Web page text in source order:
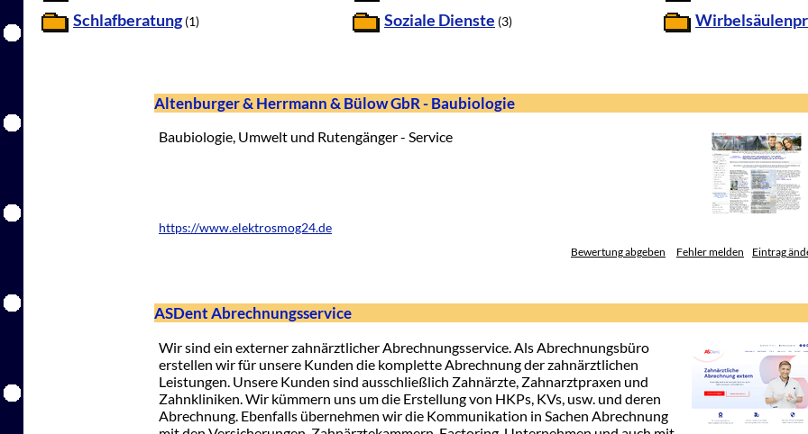
Schlafberatung (1) Soziale Dienste (3)
Altenburger & Herrmann & Bülow GbR - Baubiologie
Baubiologie, Umwelt und Rutengänger - Service
https://www.elektrosmog24.de
Bewertung abgeben Fehler melden Eintrag
ASDent Abrechnungsservice
Wir sind ein externer zahnärztlicher Abrechnungsservice. Als Abrechnungsbüro
erstellen wir für unsere Kunden die komplette Abrechnung der zahnärztlichen
Leistungen. Unsere Kunden sind ausschließlich Zahnärzte, Zahnarztpraxen und
Zahnkliniken. Wir kümmern uns um die Erstellung von HKPs, KVs, usw. und deren
Abrechnung. Ebenfalls übernehmen wir die Kommunikation in Sachen Abrechnung